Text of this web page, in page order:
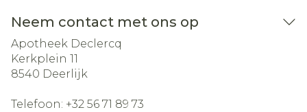
Neem contact met ons op
Apotheek Declercq
Kerkplein 11
8540 Deerlijk
Telefoon: +32 56 71 89 73